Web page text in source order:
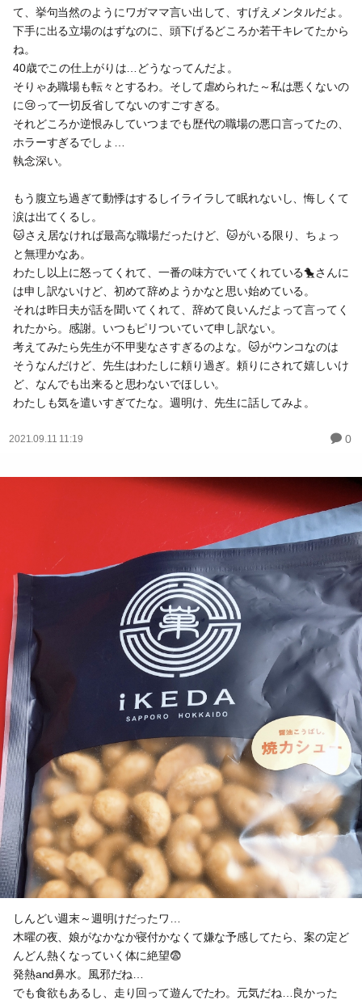
て、挙句当然のようにワガママ言い出して、すげえメンタルだよ。
下手に出る立場のはずなのに、頭下げるどころか若干キレてたから
ね。
40歳でこの仕上がりは…どうなってんだよ。
そりゃあ職場も転々とするわ。そして虐められた～私は悪くないの
に😢って一切反省してないのすごすぎる。
それどころか逆恨みしていつまでも歴代の職場の悪口言ってたの、
ホラーすぎるでしょ…
執念深い。
もう腹立ち過ぎて動悸はするしイライラして眠れないし、悔しくて
涙は出てくるし。
🐱さえ居なければ最高な職場だったけど、🐱がいる限り、ちょっ
と無理かなあ。
わたし以上に怒ってくれて、一番の味方でいてくれている🐤さんに
は申し訳ないけど、初めて辞めようかなと思い始めている。
それは昨日夫が話を聞いてくれて、辞めて良いんだよって言ってく
れたから。感謝。いつもピリついていて申し訳ない。
考えてみたら先生が不甲斐なさすぎるのよな。🐱がウンコなのは
そうなんだけど、先生はわたしに頼り過ぎ。頼りにされて嬉しいけ
ど、なんでも出来ると思わないでほしい。
わたしも気を遣いすぎてたな。週明け、先生に話してみよ。
2021.09.11 11:19 0
しんどい週末～週明けだったワ…
木曜の夜、娘がなかなか寝付かなくて嫌な予感してたら、案の定ど
んどん熱くなっていく体に絶望😨
発熱and鼻水。風邪だね…
でも食欲もあるし、走り回って遊んでたわ。元気だね…良かった